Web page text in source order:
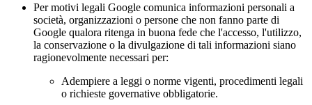
Per motivi legali Google comunica informazioni personali a
società, organizzazioni o persone che non fanno parte di
Google qualora ritenga in buona fede che l'accesso, l'utilizzo,
la conservazione o la divulgazione di tali informazioni siano
ragionevolmente necessari per:
Adempiere a leggi o norme vigenti, procedimenti legali
o richieste governative obbligatorie.